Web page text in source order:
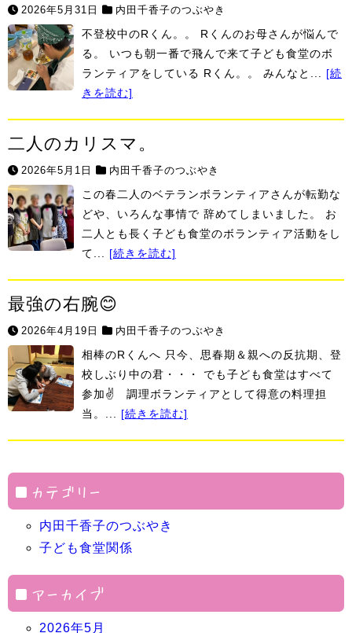
2026年5月31日 内田千香子のつぶやき
不登校中のRくん。。 Rくんのお母さんが悩んで
る。 いつも朝一番で飛んで来て子ども食堂のボ
ランティアをしている Rくん。。 みんなと... [続
きを読む]
二人のカリスマ。
2026年5月1日 内田千香子のつぶやき
この春二人のベテランボランティアさんが転勤な
どや、いろんな事情で 辞めてしまいました。 お
二人とも長く子ども食堂のボランティア活動をし
て... [続きを読む]
最強の右腕😊
2026年4月19日 内田千香子のつぶやき
相棒のRくんへ 只今、思春期＆親への反抗期、登
校しぶり中の君・・・ でも子ども食堂はすべて
参加✌ 調理ボランティアとして得意の料理担
当。... [続きを読む]
カテゴリー
内田千香子のつぶやき
子ども食堂関係
アーカイブ
2026年5月